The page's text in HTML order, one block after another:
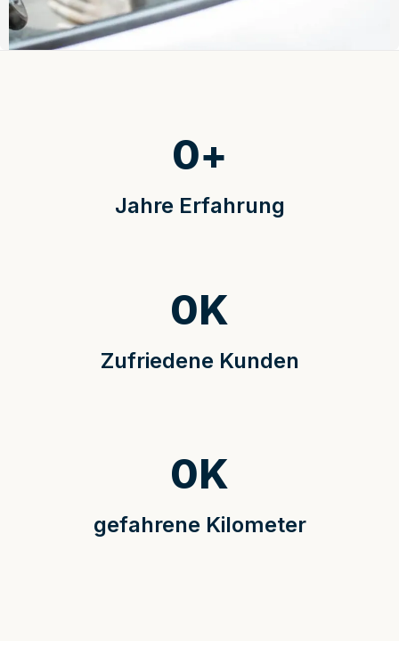
Jahre Erfahrung
0+
Zufriedene Kunden
0K
gefahrene Kilometer
0K